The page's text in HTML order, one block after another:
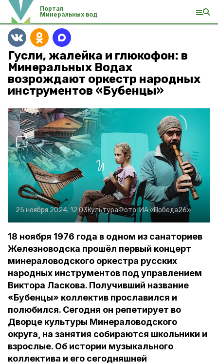
Портал
Минеральных вод
Гусли, жалейка и глюкофон: в
Минеральных Водах
возрождают оркестр народных
инструментов «Бубенцы»
25 ноября 2024, 12:03КультураФото:ИА «Победа26»
18 ноября 1976 года в одном из санаториев
Железноводска прошёл первый концерт
минераловодского оркестра русских
народных инструментов под управлением
Виктора Ласкова. Получивший название
«Бубенцы» коллектив прославился и
полюбился. Сегодня он репетирует во
Дворце культуры Минераловодского
округа, на занятия собираются школьники и
взрослые. Об истории музыкального
коллектива и его сегодняшней